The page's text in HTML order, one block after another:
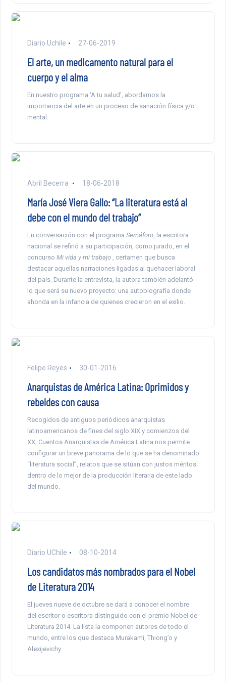
Diario Uchile 27-06-2019
El arte, un medicamento natural para el
cuerpo y el alma
En nuestro programa ‘A tu salud’, abordamos la
importancia del arte en un proceso de sanación física y/o
mental.
Abril Becerra 18-06-2018
María José Viera Gallo: “La literatura está al
debe con el mundo del trabajo”
En conversación con el programa Semáforo, la escritora
nacional se refirió a su participación, como jurado, en el
concurso Mi vida y mi trabajo , certamen que busca
destacar aquellas narraciones ligadas al quehacer laboral
del país. Durante la entrevista, la autora también adelantó
lo que será su nuevo proyecto: una autobiografía donde
ahonda en la infancia de quienes crecieron en el exilio.
Felipe Reyes 30-01-2016
Anarquistas de América Latina: Oprimidos y
rebeldes con causa
Recogidos de antiguos periódicos anarquistas
latinoamericanos de fines del siglo XIX y comienzos del
XX, Cuentos Anarquistas de América Latina nos permite
configurar un breve panorama de lo que se ha denominado
“literatura social”, relatos que se sitúan con justos méritos
dentro de lo mejor de la producción literaria de este lado
del mundo.
Diario UChile 08-10-2014
Los candidatos más nombrados para el Nobel
de Literatura 2014
El jueves nueve de octubre se dará a conocer el nombre
del escritor o escritora distinguido con el premio Nobel de
Literatura 2014. La lista la componen autores de todo el
mundo, entre los que destaca Murakami, Thiong’o y
Alexijevichy.